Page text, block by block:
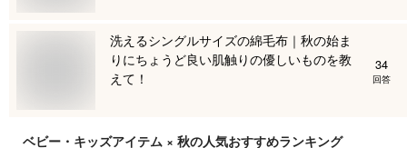
洗えるシングルサイズの綿毛布｜秋の始ま
りにちょうど良い肌触りの優しいものを教
えて！
34
回答
ベビー・キッズアイテム × 秋の人気おすすめランキング